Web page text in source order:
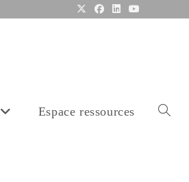
Espace ressources